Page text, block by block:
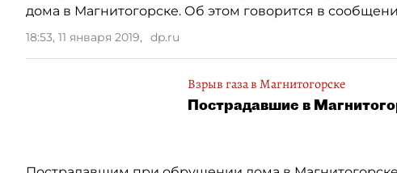
дома в Магнитогорске. Об этом говорится в
18:53, 11 января 2019, dp.ru
Взрыв газа в Магнитогорске
Пострадавшие в